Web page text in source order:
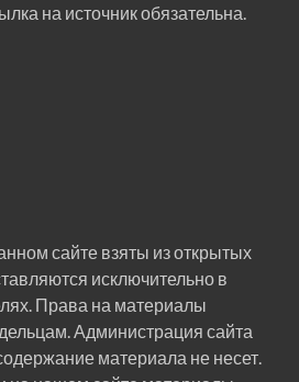
на источник обязательна.
сайте взяты из открытых
исключительно в
Права на материалы
Администрация сайта
материала не несет.